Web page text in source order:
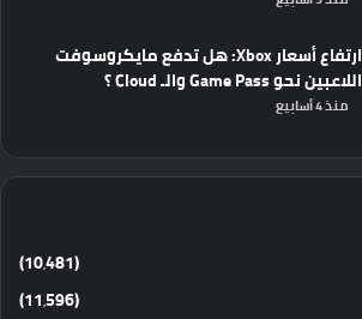
ارتفاع أسعار Xbox: هل تدفع مايكروسوفت
اللاعبين نحو Game Pass والـ Cloud ؟
منذ 4 أسابيع
(10٬481)
(11٬596)